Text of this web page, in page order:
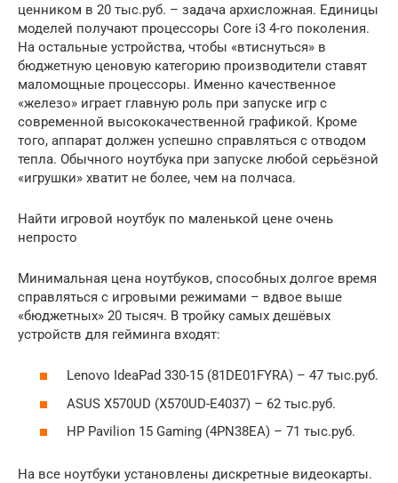
ценником в 20 тыс.руб. – задача архисложная. Единицы
моделей получают процессоры Core i3 4-го поколения.
На остальные устройства, чтобы «втиснуться» в
бюджетную ценовую категорию производители ставят
маломощные процессоры. Именно качественное
«железо» играет главную роль при запуске игр с
современной высококачественной графикой. Кроме
того, аппарат должен успешно справляться с отводом
тепла. Обычного ноутбука при запуске любой серьёзной
«игрушки» хватит не более, чем на полчаса.
Найти игровой ноутбук по маленькой цене очень
непросто
Минимальная цена ноутбуков, способных долгое время
справляться с игровыми режимами – вдвое выше
«бюджетных» 20 тысяч. В тройку самых дешёвых
устройств для гейминга входят:
Lenovo IdeaPad 330-15 (81DE01FYRA) – 47 тыс.руб.
ASUS X570UD (X570UD-E4037) – 62 тыс.руб.
HP Pavilion 15 Gaming (4PN38EA) – 71 тыс.руб.
На все ноутбуки установлены дискретные видеокарты.